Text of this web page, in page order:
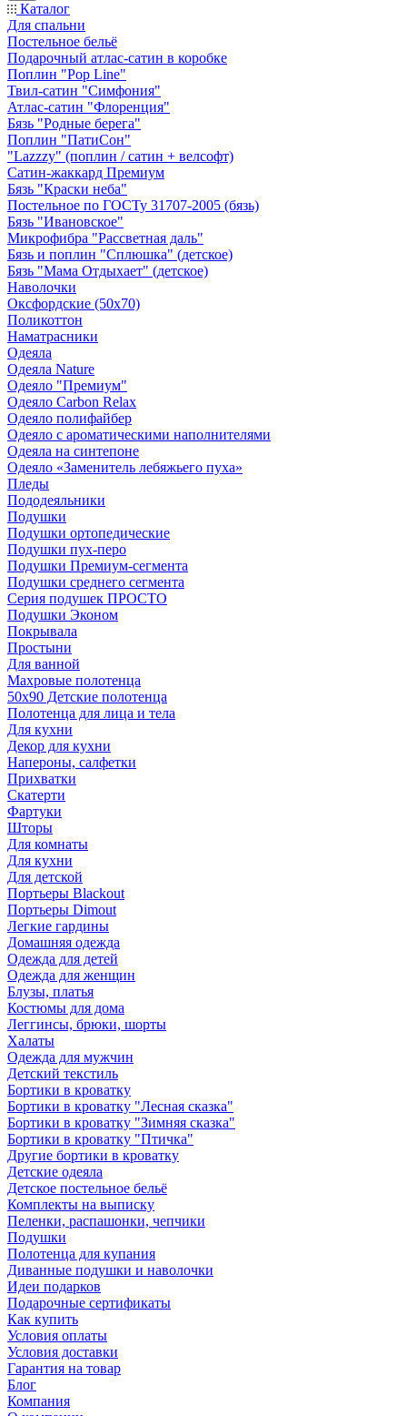
Каталог
Для спальни
Постельное бельё
Подарочный атлас-сатин в коробке
Поплин "Pop Line"
Твил-сатин "Симфония"
Атлас-сатин "Флоренция"
Бязь "Родные берега"
Поплин "ПатиСон"
"Lazzzy" (поплин / сатин + велсофт)
Сатин-жаккард Премиум
Бязь "Краски неба"
Постельное по ГОСТу 31707-2005 (бязь)
Бязь "Ивановское"
Микрофибра "Рассветная даль"
Бязь и поплин "Сплюшка" (детское)
Бязь "Мама Отдыхает" (детское)
Наволочки
Оксфордские (50х70)
Поликоттон
Наматрасники
Одеяла
Одеяла Nature
Одеяло "Премиум"
Одеяло Carbon Relax
Одеяло полифайбер
Одеяло с ароматическими наполнителями
Одеяла на синтепоне
Одеяло «Заменитель лебяжьего пуха»
Пледы
Пододеяльники
Подушки
Подушки ортопедические
Подушки пух-перо
Подушки Премиум-сегмента
Подушки среднего сегмента
Серия подушек ПРОСТО
Подушки Эконом
Покрывала
Простыни
Для ванной
Махровые полотенца
50х90 Детские полотенца
Полотенца для лица и тела
Для кухни
Декор для кухни
Напероны, салфетки
Прихватки
Скатерти
Фартуки
Шторы
Для комнаты
Для кухни
Для детской
Портьеры Blackout
Портьеры Dimout
Легкие гардины
Домашняя одежда
Одежда для детей
Одежда для женщин
Блузы, платья
Костюмы для дома
Леггинсы, брюки, шорты
Халаты
Одежда для мужчин
Детский текстиль
Бортики в кроватку
Бортики в кроватку "Лесная сказка"
Бортики в кроватку "Зимняя сказка"
Бортики в кроватку "Птичка"
Другие бортики в кроватку
Детские одеяла
Детское постельное бельё
Комплекты на выписку
Пеленки, распашонки, чепчики
Подушки
Полотенца для купания
Диванные подушки и наволочки
Идеи подарков
Подарочные сертификаты
Как купить
Условия оплаты
Условия доставки
Гарантия на товар
Блог
Компания